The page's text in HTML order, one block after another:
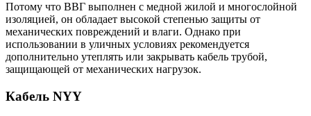
Потому что ВВГ выполнен с медной жилой и многослойной
изоляцией, он обладает высокой степенью защиты от
механических повреждений и влаги. Однако при
использовании в уличных условиях рекомендуется
дополнительно утеплять или закрывать кабель трубой,
защищающей от механических нагрузок.
Кабель NYY